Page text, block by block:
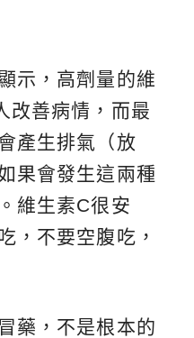
示，高劑量的維
改善病情，而最
產生排氣（放
果會發生這兩種
維生素C很安
，不要空腹吃，
藥，不是根本的